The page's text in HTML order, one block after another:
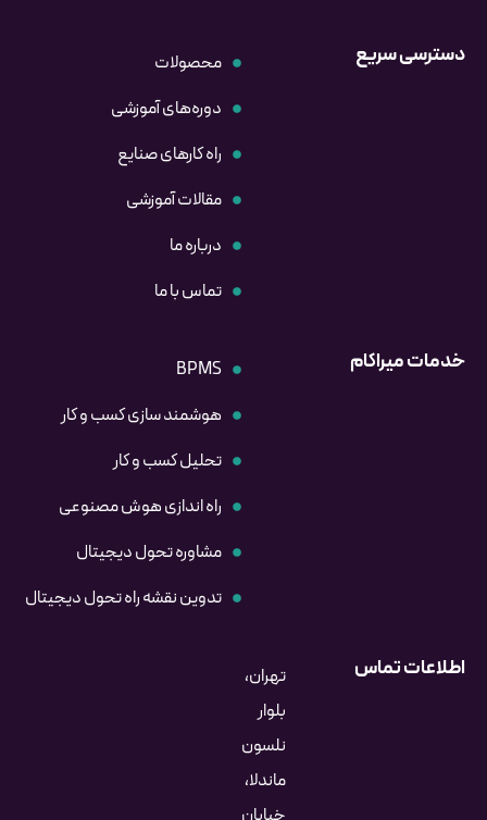
دسترسی سریع
محصولات
دوره‌های آموزشی
راه کارهای صنایع
مقالات آموزشی
درباره ما
تماس با ما
خدمات میراکام
BPMS
هوشمند سازی کسب و کار
تحلیل کسب و کار
راه اندازی هوش مصنوعی
مشاوره تحول دیجیتال
تدوین نقشه راه تحول دیجیتال
اطلاعات تماس
تهران،
بلوار
نلسون
ماندلا،